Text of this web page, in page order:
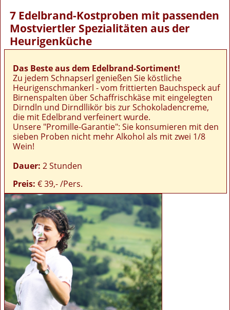
7 Edelbrand-Kostproben mit passenden
Mostviertler Spezialitäten aus der
Heurigenküche
Das Beste aus dem Edelbrand-Sortiment!
Zu jedem Schnapserl genießen Sie köstliche
Heurigenschmankerl - vom frittierten Bauchspeck auf
Birnenspalten über Schaffrischkäse mit eingelegten
Dirndln und Dirndllikör bis zur Schokoladencreme,
die mit Edelbrand verfeinert wurde.
Unsere "Promille-Garantie": Sie konsumieren mit den
sieben Proben nicht mehr Alkohol als mit zwei 1/8
Wein!
Dauer: 2 Stunden
Preis:€ 39,- /Pers.